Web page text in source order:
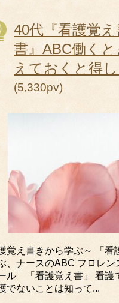
40代『看護覚え
書』ABC働く
えておくと得し
(5,330pv)
覚え書きから学ぶ～ 「看
、ナースのABC フロレン
ル 「看護覚え書」 看護
でないことは知って...